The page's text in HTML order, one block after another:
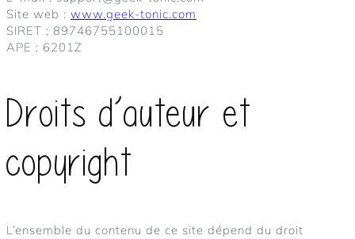
Site web : www.geek-tonic.com
SIRET : 89746755100015
APE : 6201Z
Droits d’auteur et
copyright
L’ensemble du contenu de ce site dépend du droit